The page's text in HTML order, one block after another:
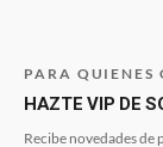
PARA QUIENES
HAZTE VIP DE
Recibe novedades